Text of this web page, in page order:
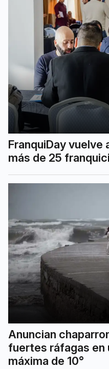
FranquiDay vuelve
más de 25
Anuncian
fuertes ráfagas en
máxima de 10°